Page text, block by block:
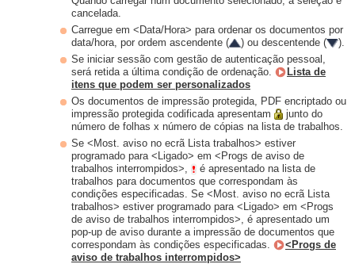
cancelada.
Carregue em <Data/Hora> para ordenar os documentos por
data/hora, por ordem ascendente (
) ou descentende (
).
Se iniciar sessão com gestão de autenticação pessoal,
será retida a última condição de ordenação.
Lista de
itens que podem ser personalizados
Os documentos de impressão protegida, PDF encriptado ou
impressão protegida codificada apresentam
junto do
número de folhas x número de cópias na lista de trabalhos.
Se <Most. aviso no ecrã Lista trabalhos> estiver
programado para <Ligado> em <Progs de aviso de
trabalhos interrompidos>,
é apresentado na lista de
trabalhos para documentos que correspondam às
condições especificadas. Se <Most. aviso no ecrã Lista
trabalhos> estiver programado para <Ligado> em <Progs
de aviso de trabalhos interrompidos>, é apresentado um
pop-up de aviso durante a impressão de documentos que
correspondam às condições especificadas.
<Progs de
aviso de trabalhos interrompidos>